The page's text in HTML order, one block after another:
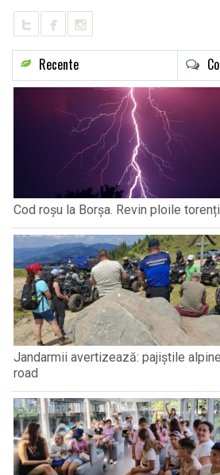
Recente
Cod roșu la Borșa. Revin ploile
Jandarmii avertizează: pajiștile
road